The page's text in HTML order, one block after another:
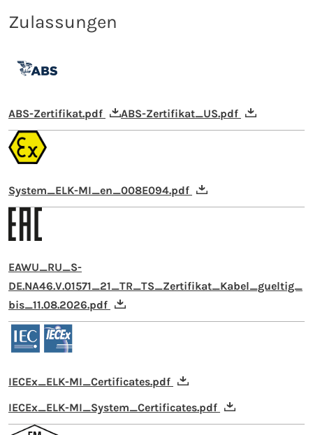
Zulassungen
ABS-Zertifikat.pdf ABS-Zertifikat_US.pdf
System_ELK-MI_en_008E094.pdf
EAWU_RU_S-
DE.NA46.V.01571_21_TR_TS_Zertifikat_Kabel_gueltig_
bis_11.08.2026.pdf
IECEx_ELK-MI_Certificates.pdf
IECEx_ELK-MI_System_Certificates.pdf